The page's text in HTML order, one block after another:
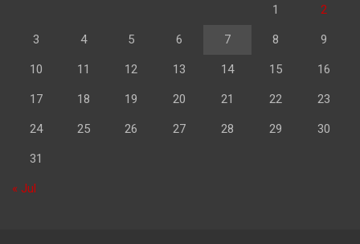
1 2
3 4 5 6 7 8 9
10 11 12 13 14 15 16
17 18 19 20 21 22 23
24 25 26 27 28 29 30
31
« Jul